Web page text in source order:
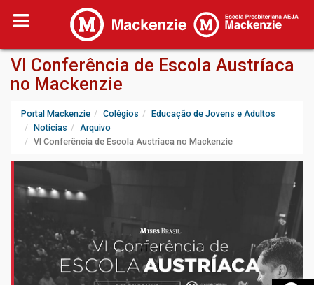
VI Conferência de Escola Austríaca
no Mackenzie
Portal Mackenzie Colégios
Educação de Jovens e Adultos
Notícias
Arquivo
VI Conferência de Escola Austríaca no Mackenzie